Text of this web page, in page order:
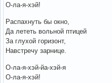
О-ла-я-хэй!
Распахнуть бы окно,
Да лететь вольной птицей
За глухой горизонт,
Навстречу зарнице.
О-ла-я-хэй-йа-хэй-я
О-ла-я-хэй!